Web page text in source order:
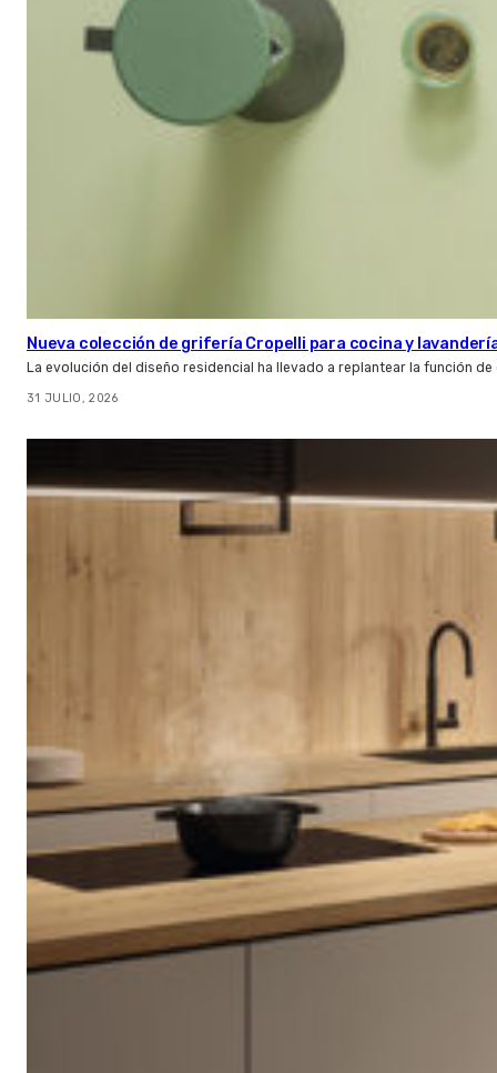
Nueva colección de grifería Cropelli para cocina y
La evolución del diseño residencial ha llevado a replantear la función
31 JULIO, 2026